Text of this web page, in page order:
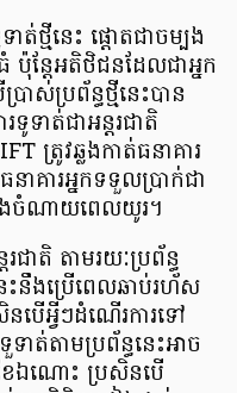
ត់ថ្មីនេះ ផ្ដោតជាចម្បង
ប៉ុន្តែអតិថិជនដែលជាអ្នក
ាស់ប្រព័ន្ធថ្មីនេះបាន
ទូទាត់ជាអន្តរជាតិ
ត្រូវឆ្លងកាត់ធនាគារ
ាគារអ្នកទទួលប្រាក់ជា
ងចំណាយពេលយូរ។
ជាតិ តាមរយៈប្រព័ន្ធ
ះនឹងប្រើពេលឆាប់រហ័ស
ើអ្វីៗដំណើរការទៅ
ត់តាមប្រព័ន្ធនេះអាច
ែឯណោះ ប្រសិនបើ